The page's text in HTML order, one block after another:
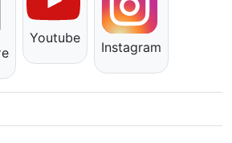
Youtube
Instagram